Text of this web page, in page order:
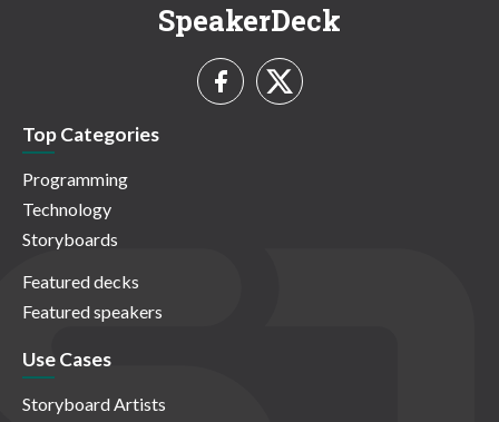
SpeakerDeck
Top Categories
Programming
Technology
Storyboards
Featured decks
Featured speakers
Use Cases
Storyboard Artists